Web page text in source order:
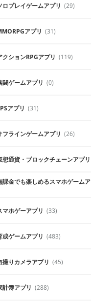
にこ
年7月11日
ロプレイゲームアプリ (29)
アプリ (31)
クションRPGアプリ (119)
闘ゲームアプリ (0)
アプリ (31)
フラインゲームアプリ (26)
想通貨・ブロックチェーンアプリ
課金でも楽しめるスマホゲームア
マホゲーアプリ (33)
成ゲームアプリ (483)
撮りカメラアプリ (45)
計簿アプリ (288)